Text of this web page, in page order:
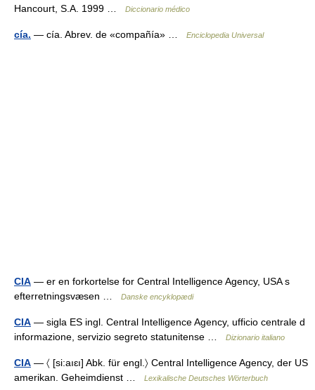
Hancourt, S.A. 1999 …
Diccionario médico
cía. — cía. Abrev. de «compañía» … Enciclopedia Universal
CIA — er en forkortelse for Central Intelligence Agency, USA s
efterretningsvæsen …
Danske encyklopædi
CIA — sigla ES ingl. Central Intelligence Agency, ufficio centrale d
informazione, servizio segreto statunitense …
Dizionario italiano
CIA — 〈 [si:aıɛı] Abk. für engl.〉 Central Intelligence Agency, der US
amerikan. Geheimdienst …
Lexikalische Deutsches Wörterbuch